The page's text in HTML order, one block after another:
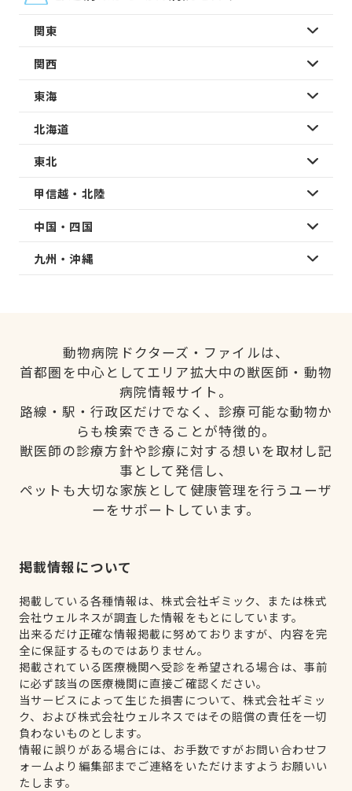
関東
関西
東海
北海道
東北
甲信越・北陸
中国・四国
九州・沖縄
動物病院ドクターズ・ファイルは、
首都圏を中心としてエリア拡大中の獣医師・動物
病院情報サイト。
路線・駅・行政区だけでなく、診療可能な動物か
らも検索できることが特徴的。
獣医師の診療方針や診療に対する想いを取材し記
事として発信し、
ペットも大切な家族として健康管理を行うユーザ
ーをサポートしています。
掲載情報について
掲載している各種情報は、株式会社ギミック、または株式
会社ウェルネスが調査した情報をもとにしています。
出来るだけ正確な情報掲載に努めておりますが、内容を完
全に保証するものではありません。
掲載されている医療機関へ受診を希望される場合は、事前
に必ず該当の医療機関に直接ご確認ください。
当サービスによって生じた損害について、株式会社ギミッ
ク、および株式会社ウェルネスではその賠償の責任を一切
負わないものとします。
情報に誤りがある場合には、お手数ですがお問い合わせフ
ォームより編集部までご連絡をいただけますようお願いい
たします。